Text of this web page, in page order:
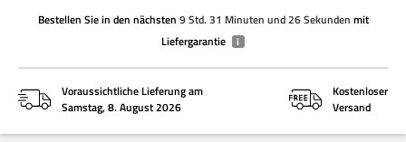
Bestellen Siein den nächsten 9 Std. 31 Minuten und 26 Sekunden mit
Liefergarantie
i
Voraussichtliche Lieferung am
Samstag, 8. August 2026
Kostenloser
Versand